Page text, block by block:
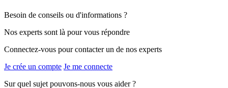
Besoin de conseils ou d'informations ?
Nos experts sont là pour vous répondre
Connectez-vous pour contacter un de nos experts
Je crée un compte Je me connecte
Sur quel sujet pouvons-nous vous aider ?